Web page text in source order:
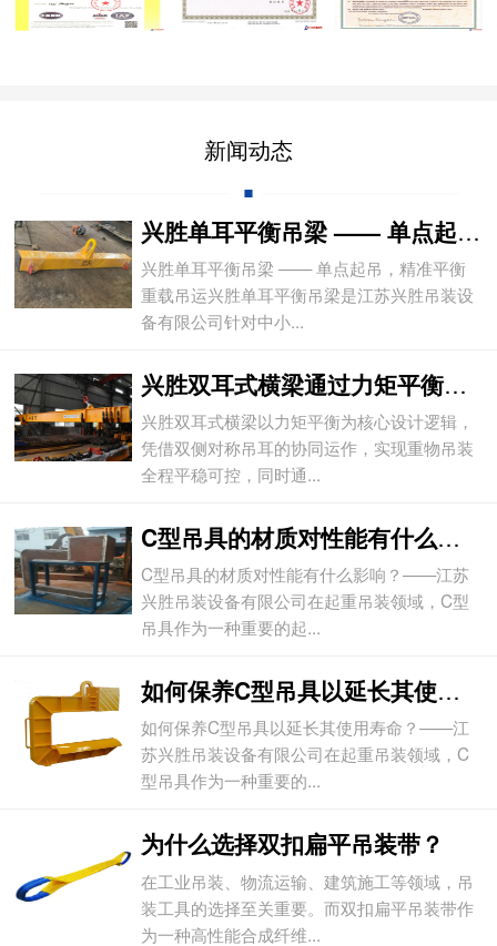
新闻动态
兴胜单耳平衡吊梁 —— 单点起吊，精准平
兴胜单耳平衡吊梁 —— 单点起吊，精准平衡
重载吊运兴胜单耳平衡吊梁是江苏兴胜吊装设
备有限公司针对中小...
兴胜双耳式横梁通过力矩平衡实现重物平稳吊
兴胜双耳式横梁以力矩平衡为核心设计逻辑，
凭借双侧对称吊耳的协同运作，实现重物吊装
全程平稳可控，同时通...
C型吊具的材质对性能有什么影响？
C型吊具的材质对性能有什么影响？——江苏
兴胜吊装设备有限公司在起重吊装领域，C型
吊具作为一种重要的起...
如何保养C型吊具以延长其使用寿命？
如何保养C型吊具以延长其使用寿命？——江
苏兴胜吊装设备有限公司在起重吊装领域，C
型吊具作为一种重要的...
为什么选择双扣扁平吊装带？
在工业吊装、物流运输、建筑施工等领域，吊
装工具的选择至关重要。而双扣扁平吊装带作
为一种高性能合成纤维...